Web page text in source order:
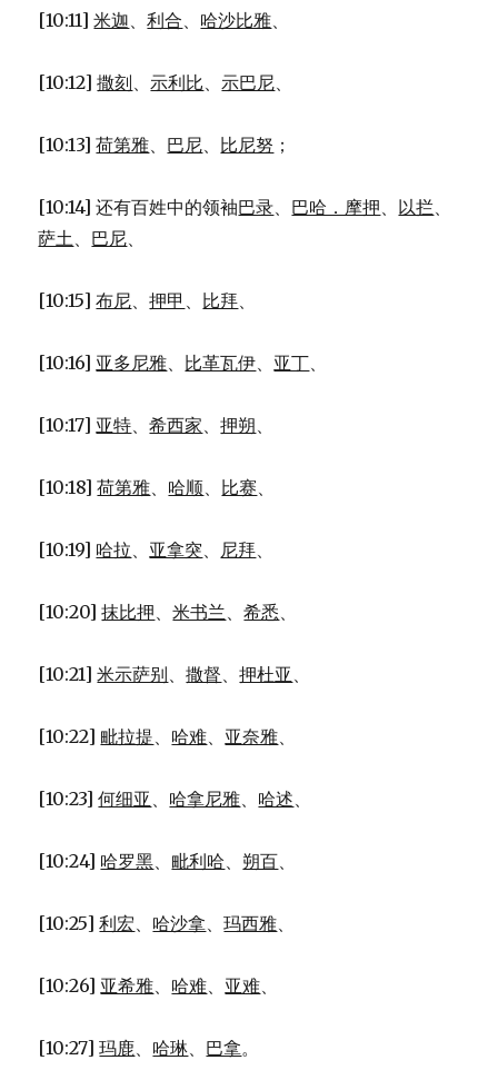
[10:11]米迦、利合、 哈沙比雅、
[10:12]撒刻、示利比、示巴尼、
[10:13]荷第雅、 巴尼、 比尼努 ；
[10:14] 还有百姓中的领袖巴录、 巴哈．摩押、 以拦、
萨土、 巴尼、
[10:15]布尼、押甲 、 比拜、
[10:16] 亚多尼雅、 比革瓦伊、 亚丁、
[10:17] 亚特、希西家、押朔、
[10:18]荷第雅、 哈顺、 比赛、
[10:19] 哈拉、 亚拿突、 尼拜、
[10:20]抹比押、米书兰、希悉、
[10:21]米示萨别、撒督、押杜亚 、
[10:22] 毗拉提、 哈难、 亚奈雅、
[10:23]何细亚 、 哈拿尼雅、 哈述、
[10:24] 哈罗黑、 毗利哈、朔百、
[10:25]利宏、 哈沙拿、玛西雅、
[10:26] 亚希雅、 哈难、 亚难、
[10:27]玛鹿、 哈琳、 巴拿。